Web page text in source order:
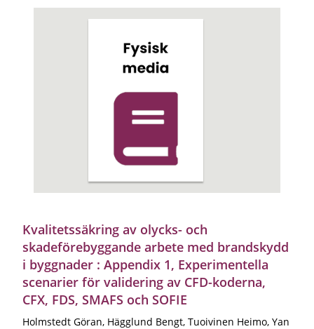
Kvalitetssäkring av olycks- och
skadeförebyggande arbete med brandskydd
i byggnader : Appendix 1, Experimentella
scenarier för validering av CFD-koderna,
CFX, FDS, SMAFS och SOFIE
Holmstedt Göran, Hägglund Bengt, Tuoivinen Heimo, Yan